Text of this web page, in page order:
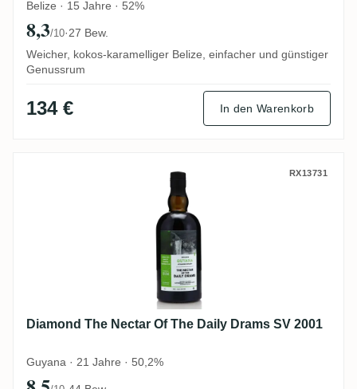
Belize · 15 Jahre · 52%
8,3/10·27 Bew.
Weicher, kokos-karamelliger Belize, einfacher und günstiger
Genussrum
134 € In den Warenkorb
Diamond The Nectar Of The Daily Drams
RX13731
Diamond The Nectar Of The Daily Drams SV 2001
Guyana · 21 Jahre · 50,2%